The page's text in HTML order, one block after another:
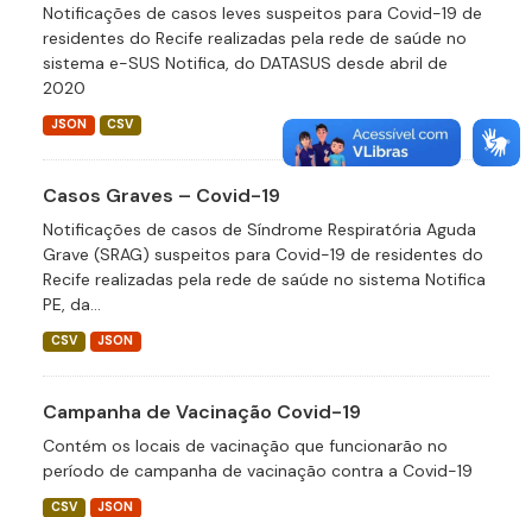
Notificações de casos leves suspeitos para Covid-19 de
residentes do Recife realizadas pela rede de saúde no
sistema e-SUS Notifica, do DATASUS desde abril de
2020
JSON CSV
Casos Graves – Covid-19
Notificações de casos de Síndrome Respiratória Aguda
Grave (SRAG) suspeitos para Covid-19 de residentes do
Recife realizadas pela rede de saúde no sistema Notifica
PE, da...
CSV JSON
Campanha de Vacinação Covid-19
Contém os locais de vacinação que funcionarão no
período de campanha de vacinação contra a Covid-19
CSV JSON